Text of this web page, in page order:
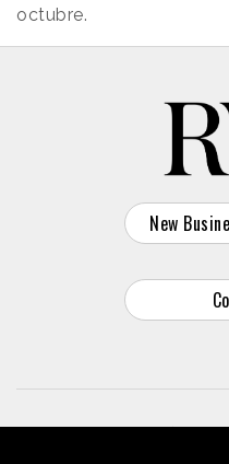
octubre.
New
© 2026